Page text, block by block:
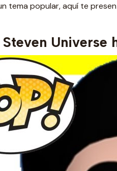
tema popular, aquí te
Universe